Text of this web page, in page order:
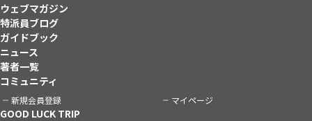
ウェブマガジン
特派員ブログ
ガイドブック
ニュース
著者一覧
コミュニティ
新規会員登録 マイページ
GOOD LUCK TRIP